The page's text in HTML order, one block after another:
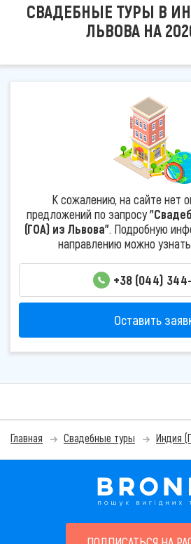
СВАДЕБНЫЕ ТУРЫ В
ЛЬВОВА НА
К сожалению, на сайте нет
предложений по запросу
(ГОА) из Львова". Подробную
направлению можно
+38 (044)
Оставить
Главная Свадебные туры Индия